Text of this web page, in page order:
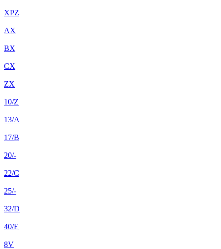
XPZ
AX
BX
CX
ZX
10/Z
13/A
17/B
20/-
22/C
25/-
32/D
40/E
8V